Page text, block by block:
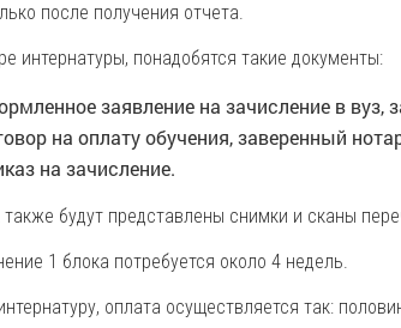
после получения отчета.
интернатуры, понадобятся такие документы:
заявление на зачисление в вуз,
на оплату обучения, заверенный
на зачисление.
также будут представлены снимки и сканы
1 блока потребуется около 4 недель.
оплата осуществляется так: